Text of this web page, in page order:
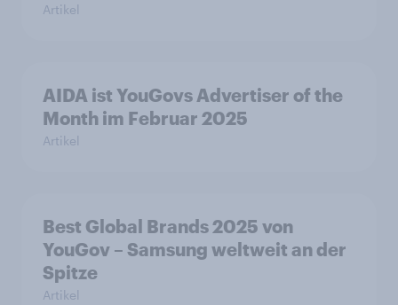
Artikel
AIDA ist YouGovs Advertiser of the
Month im Februar 2025
Artikel
Best Global Brands 2025 von
YouGov – Samsung weltweit an der
Spitze
Artikel